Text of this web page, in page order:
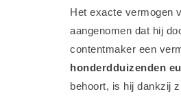
Het exacte vermogen
aangenomen dat hij
contentmaker een
honderdduizenden
behoort, is hij dankzij